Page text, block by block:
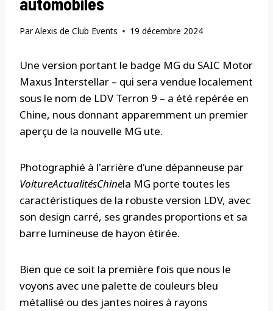
ParAlexis de Club Events 19 décembre 2024
Une version portant le badge MG du SAIC Motor
Maxus Interstellar – qui sera vendue localement
sous le nom de LDV Terron 9 – a été repérée en
Chine, nous donnant apparemment un premier
aperçu de la nouvelle MG ute.
Photographié à l'arrière d'une dépanneuse par
VoitureActualitésChinela MG porte toutes les
caractéristiques de la robuste version LDV, avec
son design carré, ses grandes proportions et sa
barre lumineuse de hayon étirée.
Bien que ce soit la première fois que nous le
voyons avec une palette de couleurs bleu
métallisé ou des jantes noires à rayons